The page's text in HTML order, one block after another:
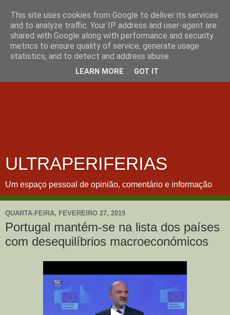
ULTRAPERIFERIAS
Um espaço pessoal de opinião, comentário e informação
QUARTA-FEIRA, FEVEREIRO 27, 2019
Portugal mantém-se na lista dos países
com desequilíbrios macroeconómicos
This site uses cookies from Google to deliver its services
and to analyze traffic. Your IP address and user-agent are
shared with Google along with performance and security
metrics to ensure quality of service, generate usage
statistics, and to detect and address abuse.
LEARN MORE GOT IT